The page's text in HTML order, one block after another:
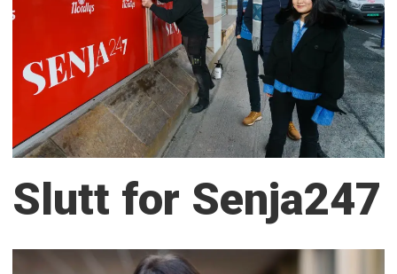
Slutt for Senja247